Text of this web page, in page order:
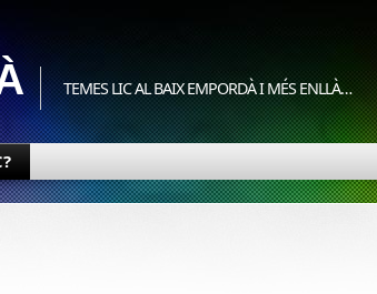
TEMES LIC AL BAIX EMPORDÀ I MÉS ENLLÀ…